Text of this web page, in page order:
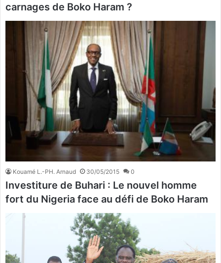
carnages de Boko Haram ?
Kouamé L.-PH. Arnaud 30/05/2015 0
Investiture de Buhari : Le nouvel homme
fort du Nigeria face au défi de Boko Haram